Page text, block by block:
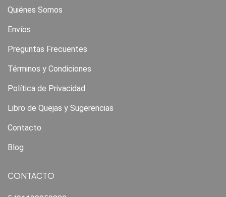
Quiénes Somos
Envíos
Preguntas Frecuentes
Términos y Condiciones
Política de Privacidad
Libro de Quejas y Sugerencias
Contacto
Blog
CONTACTO